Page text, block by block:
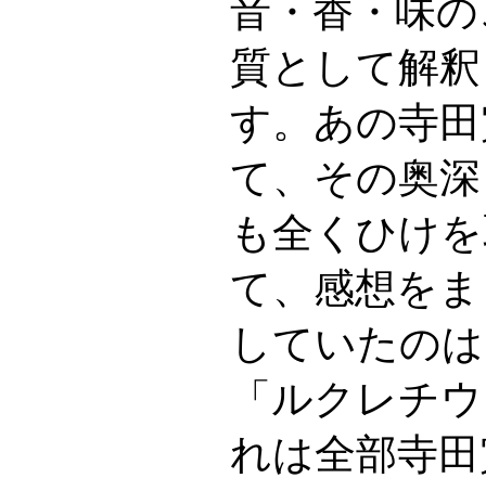
音・香・味
質として解
す。あの寺
て、その奥
も全くひけ
て、感想を
していたの
「ルクレチ
れは全部寺